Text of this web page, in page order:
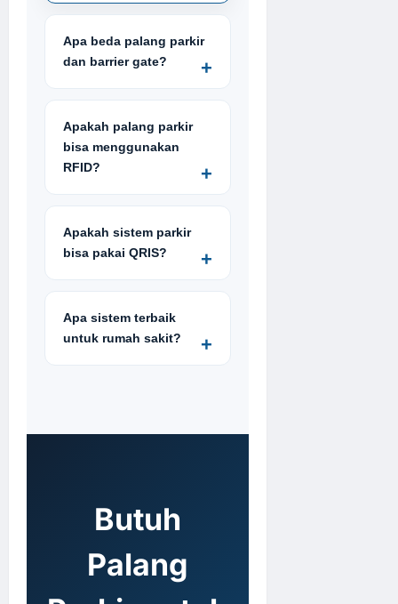
Apa beda palang parkir
dan barrier gate?
Apakah palang parkir
bisa menggunakan
RFID?
Apakah sistem parkir
bisa pakai QRIS?
Apa sistem terbaik
untuk rumah sakit?
Butuh
Palang